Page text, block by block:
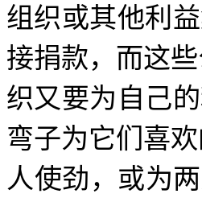
组织或其他利
接捐款，而这
织又要为自己
弯子为它们喜
人使劲，或为